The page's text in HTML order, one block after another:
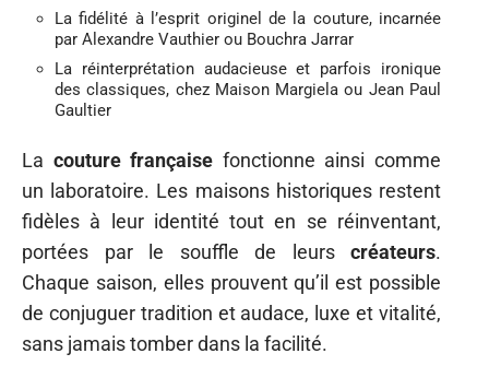
La fidélité à l’esprit originel de la couture, incarnée
par Alexandre Vauthier ou Bouchra Jarrar
La réinterprétation audacieuse et parfois ironique
des classiques, chez Maison Margiela ou Jean Paul
Gaultier
La couture française fonctionne ainsi comme
un laboratoire. Les maisons historiques restent
fidèles à leur identité tout en se réinventant,
portées par le souffle de leurs créateurs.
Chaque saison, elles prouvent qu’il est possible
de conjuguer tradition et audace, luxe et vitalité,
sans jamais tomber dans la facilité.